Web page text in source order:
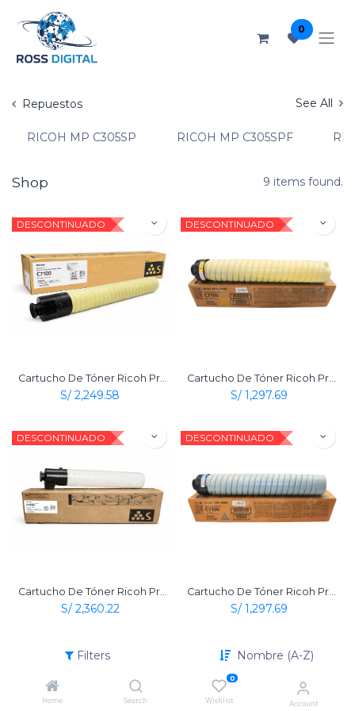
Filters Nombre (A-Z)
Home Search
0
Wishlist Account
0
Repuestos See All
RICOH MP C305SP RICOH MP C305SPF
Shop 9 items found.
DESCONTINUADO
S/ 2,249.58
DESCONTINUADO
S/ 1,297.69
DESCONTINUADO
S/ 2,360.22
DESCONTINUADO
S/ 1,297.69
DESCONTINUADO DESCONTINUADO